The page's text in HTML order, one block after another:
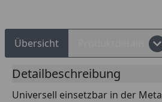
Übersicht
Detailbeschreibung
Universell einsetzbar in der